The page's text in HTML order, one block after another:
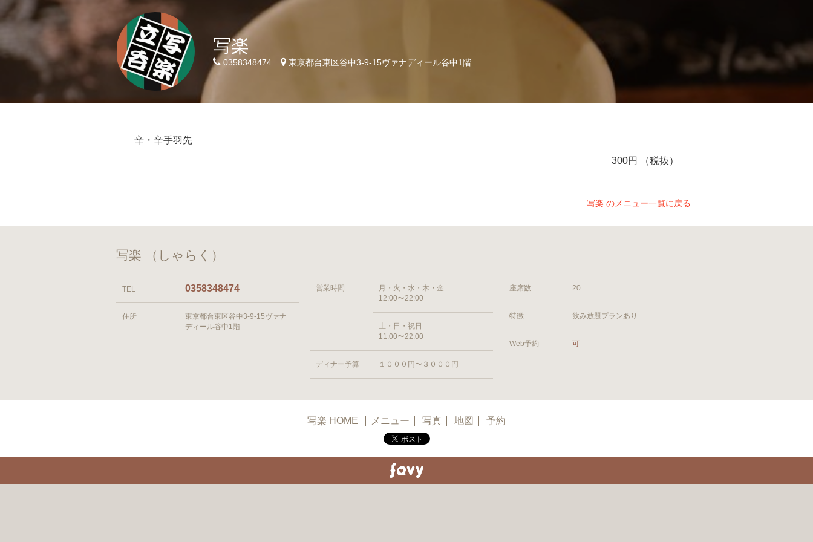
写楽
0358348474 東京都台東区谷中3-9-15ヴァナディール谷中1階
辛・辛手羽先
300円 （税抜）
写楽 のメニュー一覧に戻る
写楽 （しゃらく）
TEL 0358348474
住所
東京都台東区谷中3-9-15ヴァナ
ディール谷中1階
営業時間
月・火・水・木・金
12:00〜22:00
土・日・祝日
11:00〜22:00
ディナー予算 １０００円〜３０００円
座席数 20
特徴 飲み放題プランあり
Web予約 可
写楽 HOME メニュー 写真 地図 予約